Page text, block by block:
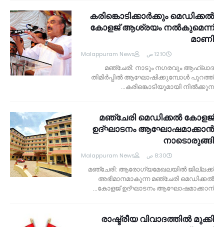
കരിങ്കൊടിക്കാര്‍ക്കും മെഡിക്കല്‍
കോളജ് ആശ്രയം നല്‍കുമെന്ന്
മാണി
Malappuram News 12:10 ص
മഞ്ചേരി: നാടും നഗരവും ആഹ്ലാദ
തിമിര്‍പ്പില്‍ ആഘോഷിക്കുമ്പോള്‍ പുറത്ത്
കരിങ്കൊടിയുമായി നില്‍ക്കുന…
മഞ്ചേരി മെഡിക്കല്‍ കോളജ്
ഉദ്ഘാടനം ആഘോഷമാക്കാന്‍
നാടൊരുങ്ങി
Malappuram News 8:30 ص
മഞ്ചേരി: ആരോഗ്യമേഖലയില്‍ ജില്ലക്ക്
അഭിമാനമാകുന്ന മഞ്ചേരി മെഡിക്കല്‍
കോളജ് ഉദ്ഘാടനം ആഘോഷമാക്കാന്‍…
രാഷ്ട്രീയ വിവാദത്തില്‍ മുക്കി